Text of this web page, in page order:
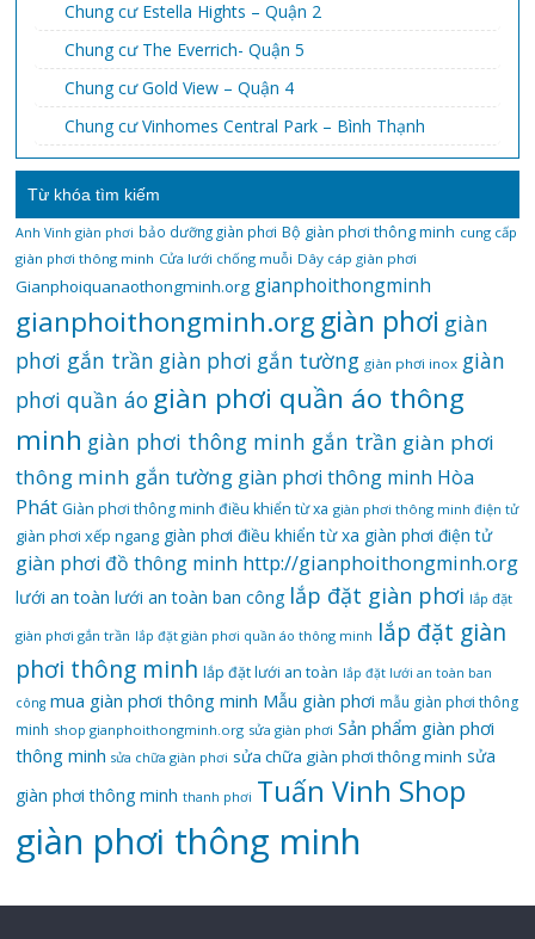
Chung cư Estella Hights – Quận 2
Chung cư The Everrich- Quận 5
Chung cư Gold View – Quận 4
Chung cư Vinhomes Central Park – Bình Thạnh
Từ khóa tìm kiếm
Anh Vinh giàn phơi bảo dưỡng giàn phơi Bộ giàn phơi thông minh cung cấp
giàn phơi thông minh Cửa lưới chống muỗi Dây cáp giàn phơi
Gianphoiquanaothongminh.org gianphoithongminh
gianphoithongminh.org giàn phơi giàn
phơi gắn trần giàn phơi gắn tường giàn phơi inox giàn
phơi quần áo giàn phơi quần áo thông
minh giàn phơi thông minh gắn trần giàn phơi
thông minh gắn tường giàn phơi thông minh Hòa
Phát Giàn phơi thông minh điều khiển từ xa giàn phơi thông minh điện tử
giàn phơi xếp ngang giàn phơi điều khiển từ xa giàn phơi điện tử
giàn phơi đồ thông minh http://gianphoithongminh.org
lưới an toàn lưới an toàn ban công lắp đặt giàn phơi lắp đặt
giàn phơi gắn trần lắp đặt giàn phơi quần áo thông minh lắp đặt giàn
phơi thông minh lắp đặt lưới an toàn lắp đặt lưới an toàn ban
công mua giàn phơi thông minh Mẫu giàn phơi mẫu giàn phơi thông
minh shop gianphoithongminh.org sửa giàn phơi Sản phẩm giàn phơi
thông minh sửa chữa giàn phơi sửa chữa giàn phơi thông minh sửa
giàn phơi thông minh thanh phơi Tuấn Vinh Shop
‌giàn‌ ‌phơi‌ ‌thông‌ ‌minh